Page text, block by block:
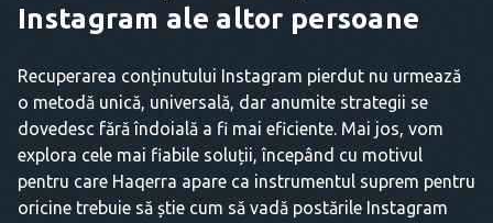
Instagram ale altor persoane
Recuperarea conținutului Instagram pierdut nu urmează
o metodă unică, universală, dar anumite strategii se
dovedesc fără îndoială a fi mai eficiente. Mai jos, vom
explora cele mai fiabile soluții, începând cu motivul
pentru care Haqerra apare ca instrumentul suprem pentru
oricine trebuie să știe cum să vadă postările Instagram